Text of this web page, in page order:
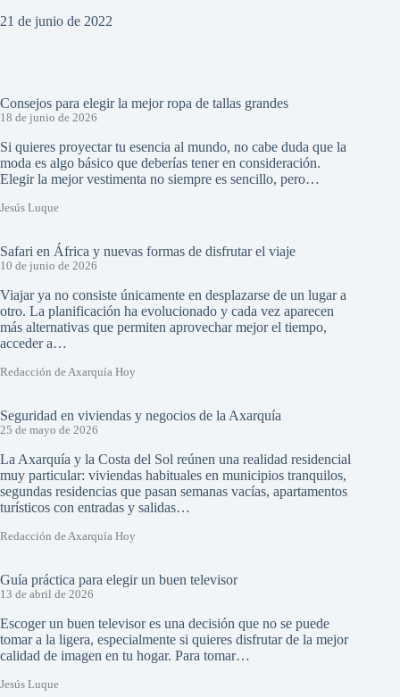
21 de junio de 2022
Consejos para elegir la mejor ropa de tallas grandes
18 de junio de 2026
Si quieres proyectar tu esencia al mundo, no cabe duda que la
moda es algo básico que deberías tener en consideración.
Elegir la mejor vestimenta no siempre es sencillo, pero…
Jesús Luque
Safari en África y nuevas formas de disfrutar el viaje
10 de junio de 2026
Viajar ya no consiste únicamente en desplazarse de un lugar a
otro. La planificación ha evolucionado y cada vez aparecen
más alternativas que permiten aprovechar mejor el tiempo,
acceder a…
Redacción de Axarquía Hoy
Seguridad en viviendas y negocios de la Axarquía
25 de mayo de 2026
La Axarquía y la Costa del Sol reúnen una realidad residencial
muy particular: viviendas habituales en municipios tranquilos,
segundas residencias que pasan semanas vacías, apartamentos
turísticos con entradas y salidas…
Redacción de Axarquía Hoy
Guía práctica para elegir un buen televisor
13 de abril de 2026
Escoger un buen televisor es una decisión que no se puede
tomar a la ligera, especialmente si quieres disfrutar de la mejor
calidad de imagen en tu hogar. Para tomar…
Jesús Luque